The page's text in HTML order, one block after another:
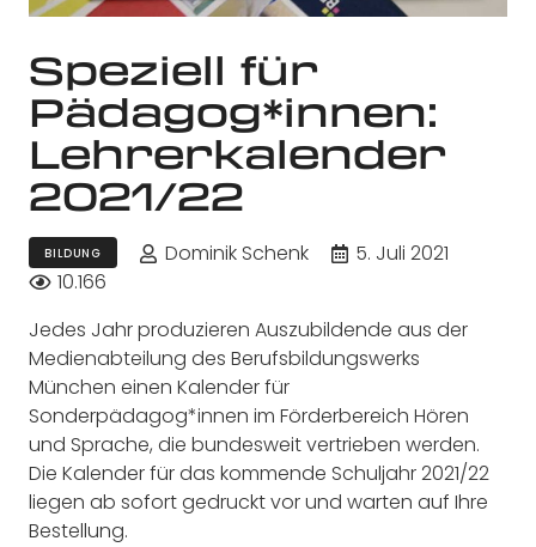
Speziell für
Pädagog*innen:
Lehrerkalender
2021/22
BILDUNG Dominik Schenk
5. Juli 2021
10.166
Jedes Jahr produzieren Auszubildende aus der
Medienabteilung des Berufsbildungswerks
München einen Kalender für
Sonderpädagog*innen im Förderbereich Hören
und Sprache, die bundesweit vertrieben werden.
Die Kalender für das kommende Schuljahr 2021/22
liegen ab sofort gedruckt vor und warten auf Ihre
Bestellung.